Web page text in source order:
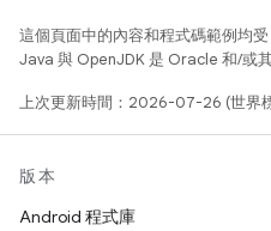
這個頁面中的內容和程式碼範例均受
Java 與 OpenJDK 是 Oracle 和/或
上次更新時間：2026-07-26 (世界
版本
Android 程式庫